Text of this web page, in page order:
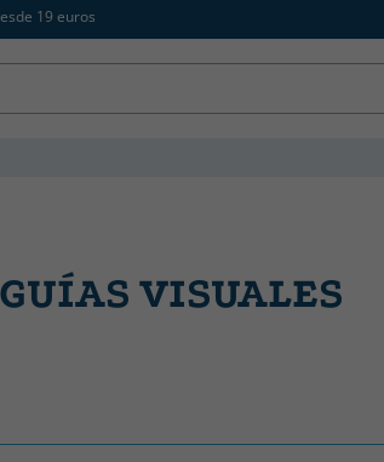
19 euros
VISUALES